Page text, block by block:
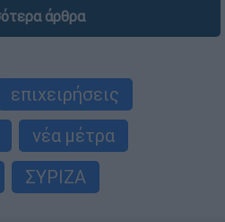
άρθρα
επιχειρήσεις
νέα μέτρα
ΣΥΡΙΖΑ